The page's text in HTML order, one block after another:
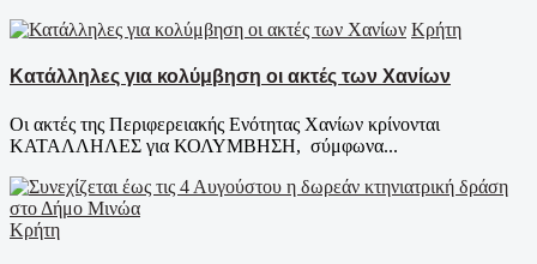
Κρήτη
Κατάλληλες για κολύμβηση οι ακτές των Χανίων
Οι ακτές της Περιφερειακής Ενότητας Χανίων κρίνονται
ΚΑΤΑΛΛΗΛΕΣ για ΚΟΛΥΜΒΗΣΗ, σύμφωνα...
Κρήτη